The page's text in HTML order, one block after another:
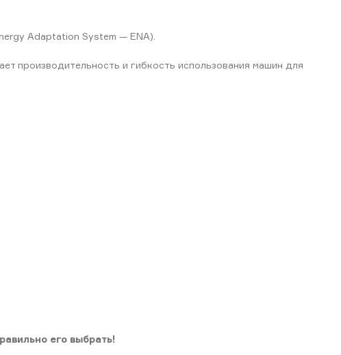
Adaptation System — ENA).
производительность и гибкость использования машин для
его выбрать!